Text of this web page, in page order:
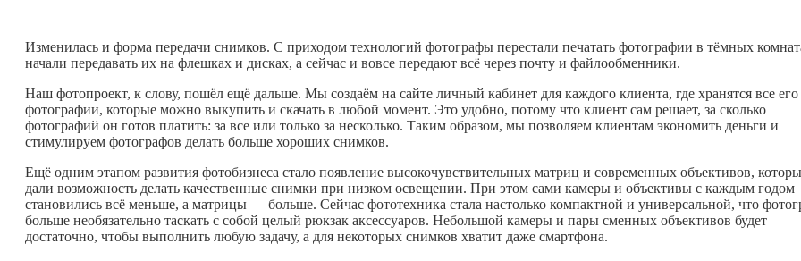
Изменилась и форма передачи снимков. С приходом технологий фотографы перестали печатать фотографии в тёмных
начали передавать их на флешках и дисках, а сейчас и вовсе передают всё через почту и файлообменники.
Наш фотопроект, к слову, пошёл ещё дальше. Мы создаём на сайте личный кабинет для каждого клиента, где хранятся все его
фотографии, которые можно выкупить и скачать в любой момент. Это удобно, потому что клиент сам решает, за сколько
фотографий он готов платить: за все или только за несколько. Таким образом, мы позволяем клиентам экономить деньги и
стимулируем фотографов делать больше хороших снимков.
Ещё одним этапом развития фотобизнеса стало появление высокочувствительных матриц и современных объективов,
дали возможность делать качественные снимки при низком освещении. При этом сами камеры и объективы с каждым годом
становились всё меньше, а матрицы — больше. Сейчас фототехника стала настолько компактной и универсальной, что
больше необязательно таскать с собой целый рюкзак аксессуаров. Небольшой камеры и пары сменных объективов будет
достаточно, чтобы выполнить любую задачу, а для некоторых снимков хватит даже смартфона.